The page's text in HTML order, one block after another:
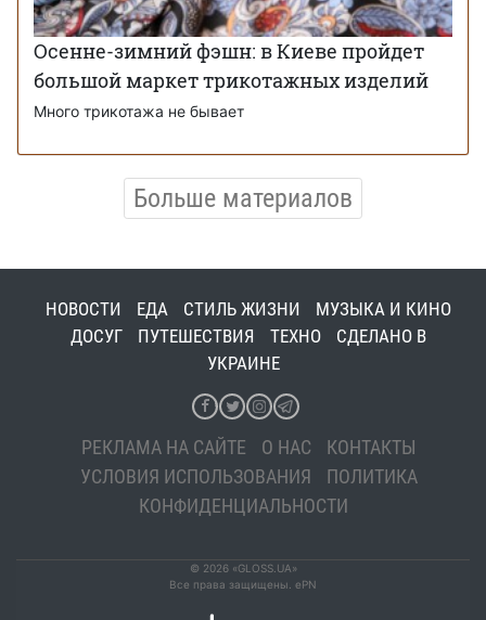
Осенне-зимний фэшн: в Киеве пройдет
большой маркет трикотажных изделий
Много трикотажа не бывает
Больше материалов
НОВОСТИ ЕДА СТИЛЬ ЖИЗНИ
МУЗЫКА И КИНО
ДОСУГ
ПУТЕШЕСТВИЯ ТЕХНО
СДЕЛАНО В
УКРАИНЕ
РЕКЛАМА НА САЙТЕ О НАС
КОНТАКТЫ
УСЛОВИЯ ИСПОЛЬЗОВАНИЯ
ПОЛИТИКА
КОНФИДЕНЦИАЛЬНОСТИ
© 2026 «GLOSS.UA»
Все права защищены. ePN